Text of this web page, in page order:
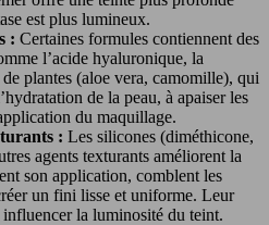
est plus lumineux.
: Certaines formules contiennent des
l’acide hyaluronique, la
plantes (aloe vera, camomille), qui
de la peau, à apaiser les
du maquillage.
: Les silicones (diméthicone,
agents texturants améliorent la
son application, comblent les
un fini lisse et uniforme. Leur
la luminosité du teint.